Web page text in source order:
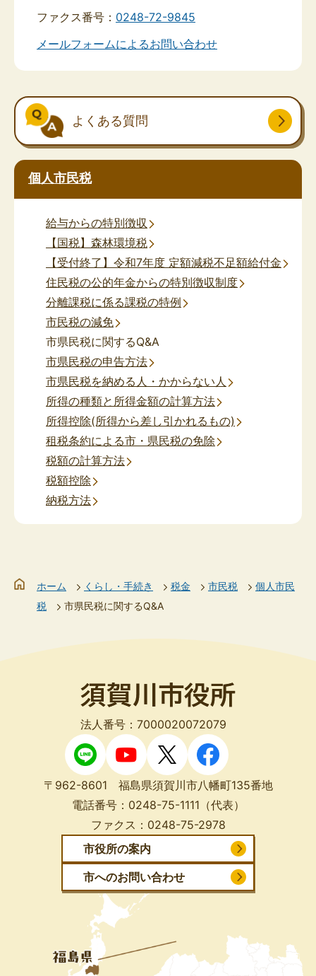
ファクス番号： 0248-72-9845
メールフォームによるお問い合わせ
よくある質問
個人市民税
給与からの特別徴収
【国税】森林環境税
【受付終了】令和7年度 定額減税不足額給付金
住民税の公的年金からの特別徴収制度
分離課税に係る課税の特例
市民税の減免
市県民税に関するQ&A
市県民税の申告方法
市県民税を納める人・かからない人
所得の種類と所得金額の計算方法
所得控除(所得から差し引かれるもの)
租税条約による市・県民税の免除
税額の計算方法
税額控除
納税方法
ホーム くらし・手続き 税金 市民税
個人市民
税
市県民税に関するQ&A
法人番号：7000020072079
〒962-8601 福島県須賀川市八幡町135番地
電話番号： 0248-75-1111 （代表）
ファクス： 0248-75-2978
市役所の案内
市へのお問い合わせ